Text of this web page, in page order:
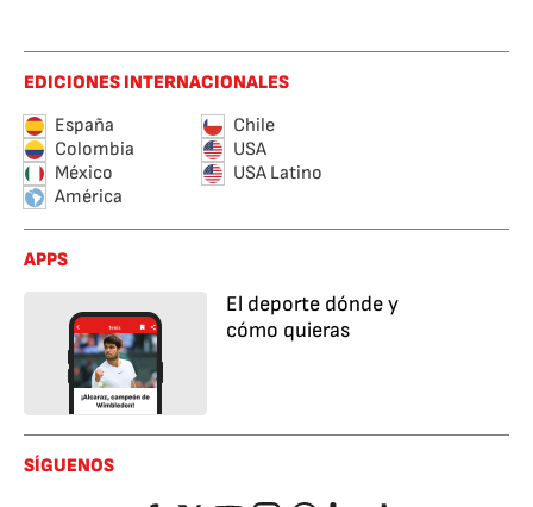
EDICIONES INTERNACIONALES
España
Chile
Colombia
USA
México
USA Latino
América
APPS
El deporte dónde y
cómo quieras
SÍGUENOS